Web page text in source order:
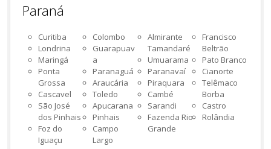
Paraná
Curitiba
Londrina
Maringá
Ponta
Grossa
Cascavel
São José
dos Pinhais
Foz do
Iguaçu
Colombo
Guarapuav
a
Paranaguá
Araucária
Toledo
Apucarana
Pinhais
Campo
Largo
Almirante
Tamandaré
Umuarama
Paranavaí
Piraquara
Cambé
Sarandi
Fazenda Rio
Grande
Francisco
Beltrão
Pato Branco
Cianorte
Telêmaco
Borba
Castro
Rolândia